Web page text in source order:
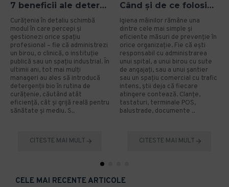
7 beneficii ale detergenților bio pentru mediu și sănătate în spațiile profesionale
Curățenia în detaliu schimbă
modul în care percepi și
gestionezi orice spațiu
profesional – fie că administrezi
un birou, o clinică, o instituție
publică sau un spațiu industrial. În
ultimii ani, tot mai mulți
manageri au ales să introducă
detergenții bio în rutina de
curățenie, căutând atât
eficiență, cât și grijă reală pentru
sănătate și mediu. S..
CITESTE MAI MULT
Când și de ce folosim gelul dezinfectant? Ghid aplicat pentru organizații
Igiena mâinilor rămâne una
dintre cele mai simple și
eficiente măsuri de prevenție în
orice organizație. Fie că ești
responsabil cu administrarea
unui spital, a unui birou cu sute
de angajați, sau a unui șantier
sau un spațiu comercial cu trafic
intens, știi deja că fiecare
atingere contează. Clanțe,
tastaturi, terminale POS,
balustrade, documente ..
CITESTE MAI MULT
CELE MAI RECENTE ARTICOLE